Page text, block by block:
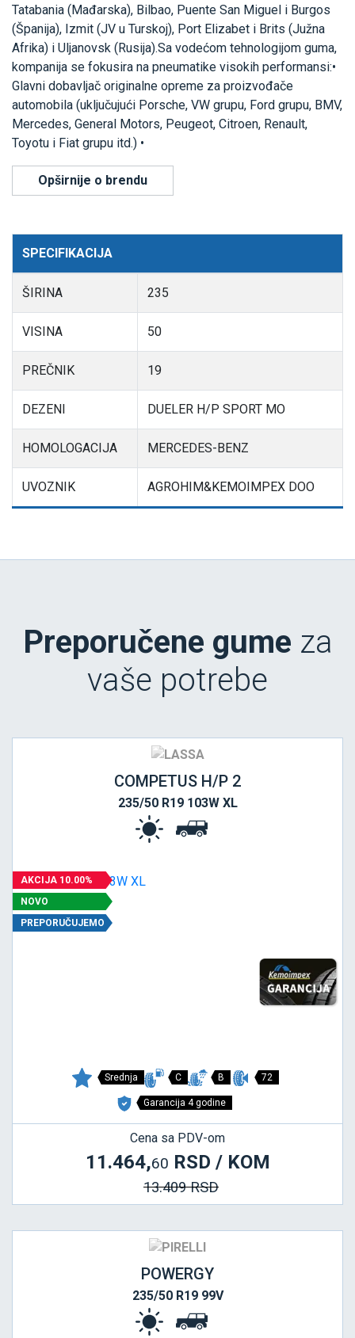
Tatabania (Mađarska), Bilbao, Puente San Miguel i Burgos
(Španija), Izmit (JV u Turskoj), Port Elizabet i Brits (Južna
Afrika) i Uljanovsk (Rusija).Sa vodećom tehnologijom guma,
kompanija se fokusira na pneumatike visokih performansi:•
Glavni dobavljač originalne opreme za proizvođače
automobila (uključujući Porsche, VW grupu, Ford grupu, BMV,
Mercedes, General Motors, Peugeot, Citroen, Renault,
Toyotu i Fiat grupu itd.) •
Opširnije o brendu
SPECIFIKACIJA
ŠIRINA 235
VISINA 50
PREČNIK 19
DEZENI DUELER H/P SPORT MO
HOMOLOGACIJA MERCEDES-BENZ
UVOZNIK AGROHIM&KEMOIMPEX DOO
Preporučene gume za
vaše potrebe
COMPETUS H/P 2
235/50 R19 103W XL
AKCIJA 10.00%
NOVO
PREPORUČUJEMO
Srednja C B 72
Garancija 4 godine
Cena sa PDV-om
11.464,60 RSD / KOM
13.409 RSD
POWERGY
235/50 R19 99V